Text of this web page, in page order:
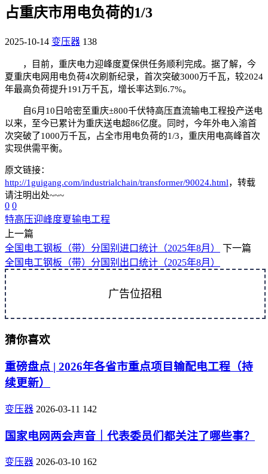
占重庆市用电负荷的1/3
2025-10-14 变压器 138
，目前，重庆电力迎峰度夏保供任务顺利完成。据了解，今
夏重庆电网用电负荷4次刷新纪录，首次突破3000万千瓦，较2024
年最高负荷提升191万千瓦，增长率达到6.7%。
自6月10日哈密至重庆±800千伏特高压直流输电工程投产送电
以来，至今已累计为重庆送电超86亿度。同时，今年外电入渝首
次突破了1000万千瓦，占全市用电负荷的1/3，重庆用电高峰首次
实现供需平衡。
原文链接：
http://1guigang.com/industrialchain/transformer/90024.html，转载
请注明出处~~~
0 0
特高压迎峰度夏输电工程
上一篇
全国电工钢板（带）分国别进口统计（2025年8月）
下一篇
全国电工钢板（带）分国别出口统计（2025年8月）
广告位招租
猜你喜欢
重磅盘点 | 2026年各省市重点项目输配电工程（持
续更新）
变压器 2026-03-11 142
国家电网两会声音｜代表委员们都关注了哪些事？
变压器 2026-03-10 162